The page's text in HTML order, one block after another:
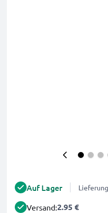
Auf Lager
Versand:2.95 €